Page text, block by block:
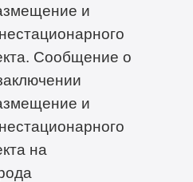
и
Сообщение о
и
на